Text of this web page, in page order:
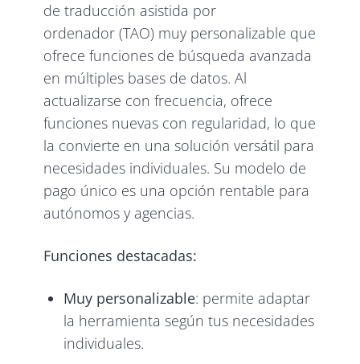
de traducción asistida por
ordenador (TAO) muy personalizable que
ofrece funciones de búsqueda avanzada
en múltiples bases de datos. Al
actualizarse con frecuencia, ofrece
funciones nuevas con regularidad, lo que
la convierte en una solución versátil para
necesidades individuales. Su modelo de
pago único es una opción rentable para
autónomos y agencias.
Funciones destacadas:
Muy personalizable: permite adaptar
la herramienta según tus necesidades
individuales.